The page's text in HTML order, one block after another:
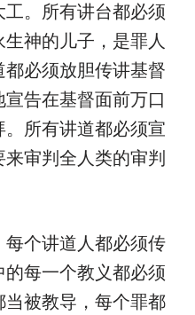
。所有讲台都必须
神的儿子，是罪人
必须放胆传讲基督
告在基督面前万口
所有讲道都必须宣
审判全人类的审判
个讲道人都必须传
每一个教义都必须
被教导，每个罪都